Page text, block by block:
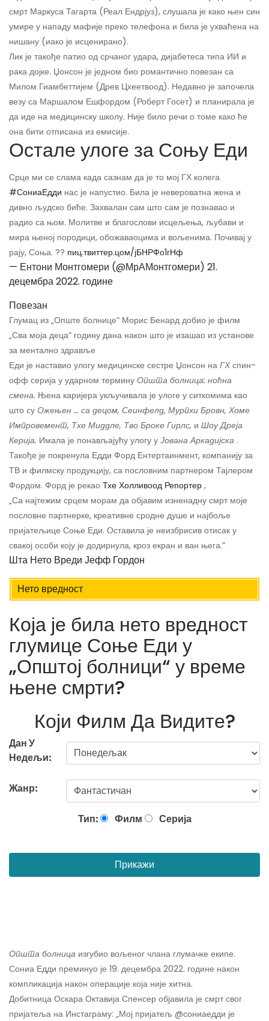
смрт Маркуса Тагарта (Реал Ендрјуз), слушала је како њен син
умире у нападу мафије преко телефона и била је ухваћена на
нишану (иако је исценирано).
Лик је такође патио од срчаног удара, дијабетеса типа ИИ и
рака дојке. Џонсон је једном био романтично повезан са
Милом Гиамбеттијем (Древ Цхеетвоод). Недавно је започела
везу са Маршалом Ешфордом (Роберт Госет) и планирала је
да иде на медицинску школу. Није било речи о томе како ће
она бити отписана из емисије.
Остале улоге за Соњу Еди
Срце ми се слама када сазнам да је то мој ГХ колега
#СониаЕдди нас је напустио. Била је невероватна жена и
дивно људско биће. Захвалан сам што сам је познавао и
радио са њом. Молитве и благослови исцељења, љубави и
мира њеној породици, обожаваоцима и вољенима. Почивај у
рају, Соња. ?? пиц.твиттер.цом/јБНРФо1гНф
— Ентони Монтгомери (@МрАМонтгомери) 21.
децембра 2022. године
Повезан
Глумац из „Опште болнице“ Морис Бенард добио је филм
„Сва моја деца“ годину дана након што је изашао из установе
за ментално здравље
Еди је наставио улогу медицинске сестре Џонсон на ГХспин-
офф серија у ударном термину Општа болница: ноћна
смена. Њена каријера укључивала је улоге у ситкомима као
што су Ожењен … са децом, Сеинфелд, Мурпхи Бровн, Хоме
Импровемент, Тхе Миддле, Тво Броке Гирлс, и Шоу Дреја
Керија. Имала је понављајућу улогу у Јована Аркадијска .
Такође је покренула Едди Форд Ентертаинмент, компанију за
ТВ и филмску продукцију, са пословним партнером Тајлером
Фордом. Форд је рекао Тхе Холливоод Репортер ,
„Са најтежим срцем морам да објавим изненадну смрт моје
пословне партнерке, креативне сродне душе и најбоље
пријатељице Соње Еди. Оставила је неизбрисив отисак у
свакој особи коју је додирнула, кроз екран и ван њега.”
Шта Нето Вреди Јефф Гордон
Нето вредност
Која је била нето вредност
глумице Соње Еди у
„Општој болници“ у време
њене смрти?
Који Филм Да Видите?
Дан У
Недељи:
Жанр:
Тип: Филм Серија
Прикажи
Општа болница изгубио вољеног члана глумачке екипе.
Сониа Едди преминуо је 19. децембра 2022. године након
компликација након операције која није хитна.
Добитница Оскара Октавија Спенсер објавила је смрт свог
пријатеља на Инстаграму: „Мој пријатељ @сониаедди је